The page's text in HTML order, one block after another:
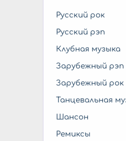
Русский рок
Русский рэп
Клубная музыка
Зарубежный рэп
Зарубежный рок
Танцевальная
Шансон
Ремиксы